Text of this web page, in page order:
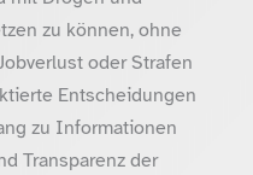
zu können, ohne
oder Strafen
Entscheidungen
zu Informationen
Transparenz der